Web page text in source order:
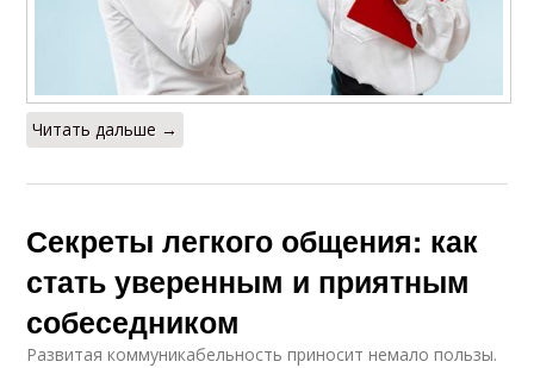
Читать дальше →
Секреты легкого общения: как
стать уверенным и приятным
собеседником
Развитая коммуникабельность приносит немало пользы.